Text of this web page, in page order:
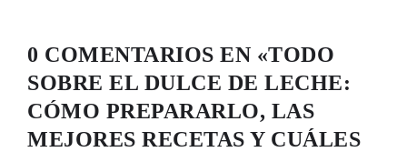
0 COMENTARIOS EN «TODO
SOBRE EL DULCE DE LECHE:
CÓMO PREPARARLO, LAS
MEJORES RECETAS Y CUÁLES